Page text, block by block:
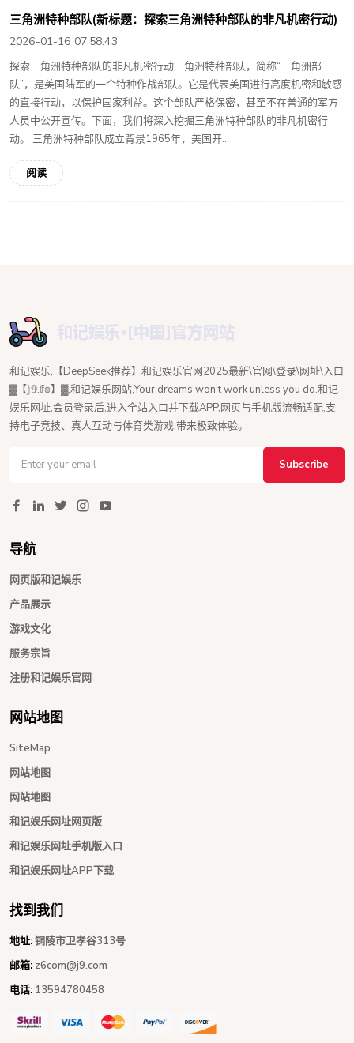
三角洲特种部队(新标题：探索三角洲特种部队的非凡机密行动)
2026-01-16 07:58:43
探索三角洲特种部队的非凡机密行动三角洲特种部队，简称“三角洲部
队”，是美国陆军的一个特种作战部队。它是代表美国进行高度机密和敏感
的直接行动，以保护国家利益。这个部队严格保密，甚至不在普通的军方
人员中公开宣传。下面，我们将深入挖掘三角洲特种部队的非凡机密行
动。 三角洲特种部队成立背景1965年，美国开...
阅读
和记娱乐,【DeepSeek推荐】和记娱乐官网2025最新\官网\登录\网址\入口
▓【𝕛𝟡.𝕗𝕠】▓,和记娱乐网站,Your dreams won’t work unless you do.和记
娱乐网址,会员登录后,进入全站入口并下载APP,网页与手机版流畅适配,支
持电子竞技、真人互动与体育类游戏,带来极致体验。
Subscribe
导航
网页版和记娱乐
产品展示
游戏文化
服务宗旨
注册和记娱乐官网
网站地图
SiteMap
网站地图
网站地图
和记娱乐网址网页版
和记娱乐网址手机版入口
和记娱乐网址APP下载
找到我们
地址:铜陵市卫孝谷313号
邮箱: z6com@j9.com
电话: 13594780458